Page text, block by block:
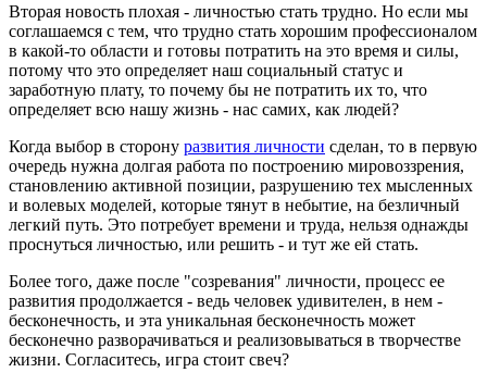
Вторая новость плохая - личностью стать трудно. Но если мы
соглашаемся с тем, что трудно стать хорошим профессионалом
в какой-то области и готовы потратить на это время и силы,
потому что это определяет наш социальный статус и
заработную плату, то почему бы не потратить их то, что
определяет всю нашу жизнь - нас самих, как людей?
Когда выбор в сторону развития личности сделан, то в первую
очередь нужна долгая работа по построению мировоззрения,
становлению активной позиции, разрушению тех мысленных
и волевых моделей, которые тянут в небытие, на безличный
легкий путь. Это потребует времени и труда, нельзя однажды
проснуться личностью, или решить - и тут же ей стать.
Более того, даже после "созревания" личности, процесс ее
развития продолжается - ведь человек удивителен, в нем -
бесконечность, и эта уникальная бесконечность может
бесконечно разворачиваться и реализовываться в творчестве
жизни. Согласитесь, игра стоит свеч?